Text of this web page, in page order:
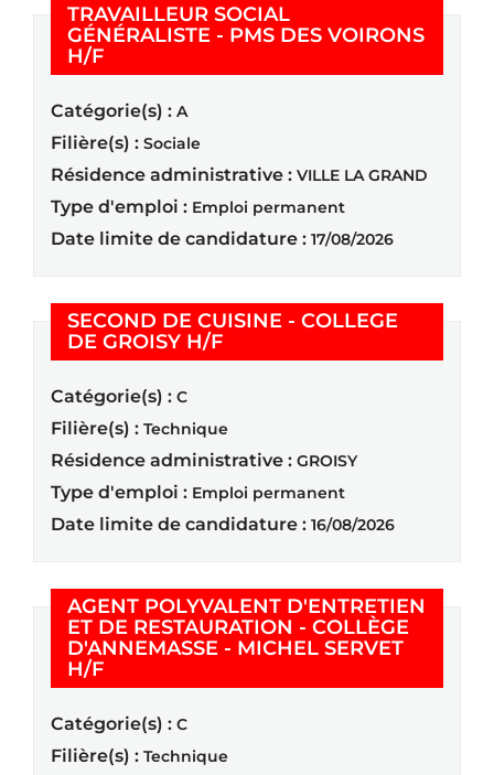
TRAVAILLEUR SOCIAL
GÉNÉRALISTE - PMS DES VOIRONS
H/F(Nouvelle fenêtre)
Catégorie(s) : A
Filière(s) : Sociale
Résidence administrative : VILLE LA GRAND
Type d'emploi : Emploi permanent
Date limite de candidature : 17/08/2026
SECOND DE CUISINE - COLLEGE
DE GROISY H/F(Nouvelle fenêtre)
Catégorie(s) : C
Filière(s) : Technique
Résidence administrative : GROISY
Type d'emploi : Emploi permanent
Date limite de candidature : 16/08/2026
AGENT POLYVALENT D'ENTRETIEN
ET DE RESTAURATION - COLLÈGE
D'ANNEMASSE - MICHEL SERVET
H/F(Nouvelle fenêtre)
Catégorie(s) : C
Filière(s) : Technique